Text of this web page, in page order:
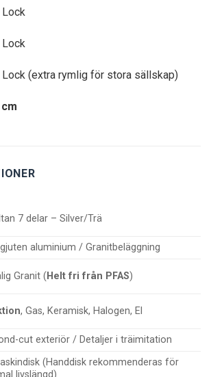
Lock
Lock
Lock (extra rymlig för stora sällskap)
7 delar – Silver/Trä
aluminium / Granitbeläggning
Granit ( Helt fri från PFAS)
, Gas, Keramisk, Halogen, El
cut exteriör / Detaljer i träimitation
(Handdisk rekommenderas för
livslängd)